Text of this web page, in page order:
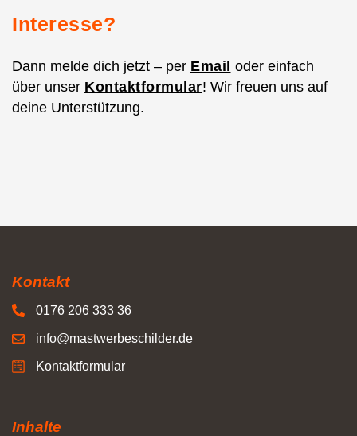
Interesse?
Dann melde dich jetzt – per Email oder einfach
über unser Kontaktformular! Wir freuen uns auf
deine Unterstützung.
Kontakt
0176 206 333 36
info@mastwerbeschilder.de
Kontaktformular
Inhalte